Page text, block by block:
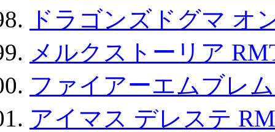
ドラゴンズドグマ オ
メルクストーリア
ファイアーエムブレ
アイマス デレステ